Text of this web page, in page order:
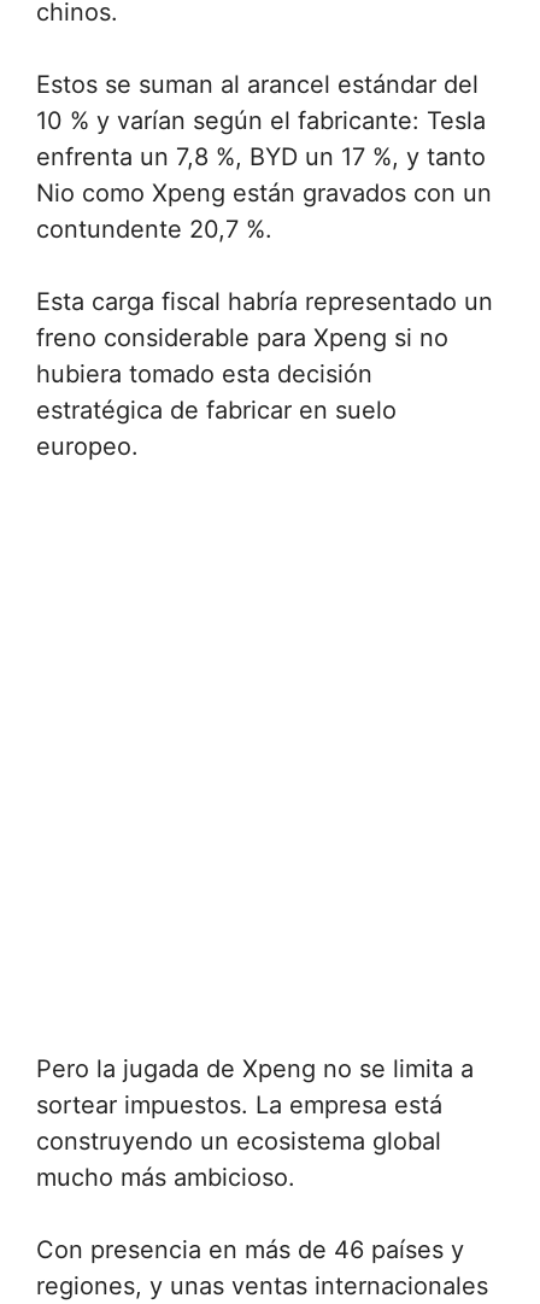
chinos.
Estos se suman al arancel estándar del
10 % y varían según el fabricante: Tesla
enfrenta un 7,8 %, BYD un 17 %, y tanto
Nio como Xpeng están gravados con un
contundente 20,7 %.
Esta carga fiscal habría representado un
freno considerable para Xpeng si no
hubiera tomado esta decisión
estratégica de fabricar en suelo
europeo.
Pero la jugada de Xpeng no se limita a
sortear impuestos. La empresa está
construyendo un ecosistema global
mucho más ambicioso.
Con presencia en más de 46 países y
regiones, y unas ventas internacionales